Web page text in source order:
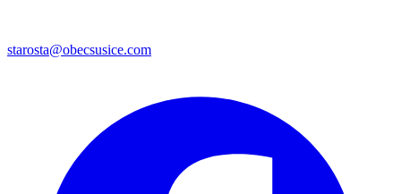
starosta@obecsusice.com